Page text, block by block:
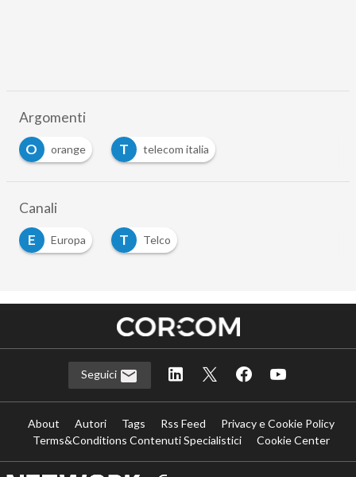
Argomenti
O
orange T telecom italia
Canali
E
Europa T Telco
Seguici
About Autori Tags Rss Feed
Privacy e Cookie Policy
Terms&Conditions Contenuti Specialistici
Cookie Center